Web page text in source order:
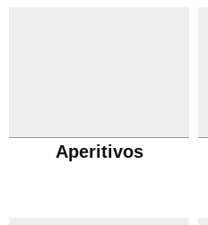
Aperitivos